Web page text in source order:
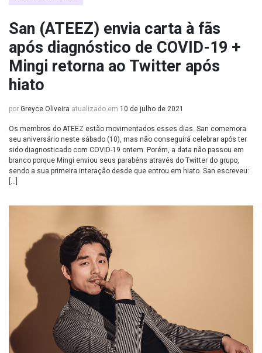
San (ATEEZ) envia carta à fãs
após diagnóstico de COVID-19 +
Mingi retorna ao Twitter após
hiato
por Greyce Oliveira atualizado em 10 de julho de 2021
Os membros do ATEEZ estão movimentados esses dias. San comemora
seu aniversário neste sábado (10), mas não conseguirá celebrar após ter
sido diagnosticado com COVID-19 ontem. Porém, a data não passou em
branco porque Mingi enviou seus parabéns através do Twitter do grupo,
sendo a sua primeira interação desde que entrou em hiato. San escreveu:
[…]